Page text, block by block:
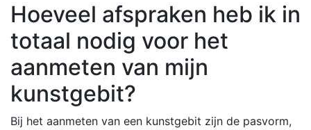
Hoeveel afspraken heb ik in
totaal nodig voor het
aanmeten van mijn
kunstgebit?
Bij het aanmeten van een kunstgebit zijn de pasvorm,